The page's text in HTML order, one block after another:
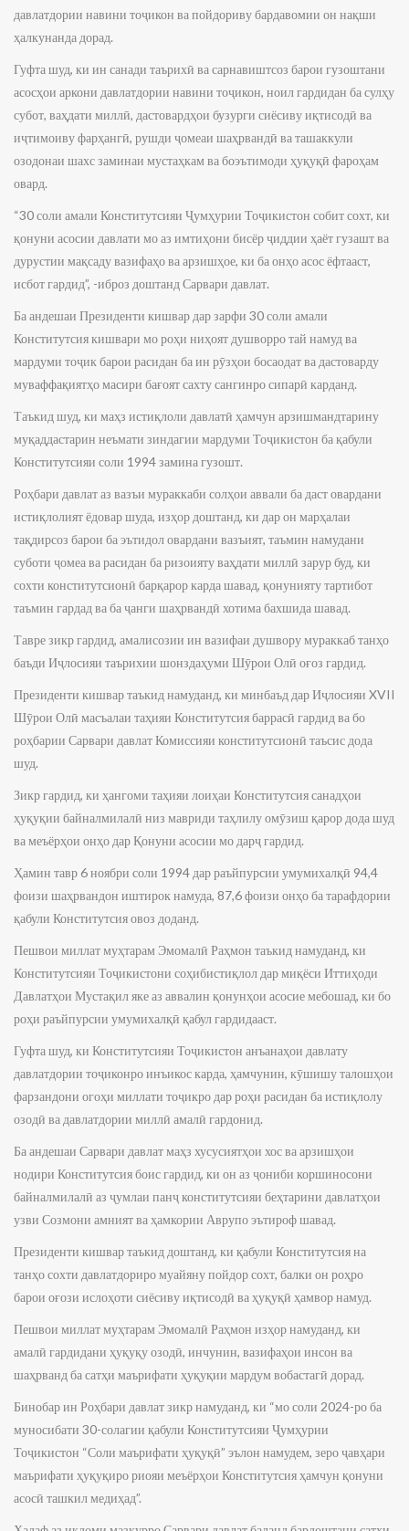
давлатдории навини тоҷикон ва пойдориву бардавомии он нақши
ҳалкунанда дорад.
Гуфта шуд, ки ин санади таърихӣ ва сарнавиштсоз барои гузоштани
асосҳои аркони давлатдории навини тоҷикон, ноил гардидан ба сулҳу
субот, ваҳдати миллӣ, дастовардҳои бузурги сиёсиву иқтисодӣ ва
иҷтимоиву фарҳангӣ, рушди ҷомеаи шаҳрвандӣ ва ташаккули
озодонаи шахс заминаи мустаҳкам ва боэътимоди ҳуқуқӣ фароҳам
овард.
“30 соли амали Конститутсияи Ҷумҳурии Тоҷикистон собит сохт, ки
қонуни асосии давлати мо аз имтиҳони бисёр ҷиддии ҳаёт гузашт ва
дурустии мақсаду вазифаҳо ва арзишҳое, ки ба онҳо асос ёфтааст,
исбот гардид”, -иброз доштанд Сарвари давлат.
Ба андешаи Президенти кишвар дар зарфи 30 соли амали
Конститутсия кишвари мо роҳи ниҳоят душворро тай намуд ва
мардуми тоҷик барои расидан ба ин рӯзҳои босаодат ва дастоварду
муваффақиятҳо масири бағоят сахту сангинро сипарӣ карданд.
Таъкид шуд, ки маҳз истиқлоли давлатӣ ҳамчун арзишмандтарину
муқаддастарин неъмати зиндагии мардуми Тоҷикистон ба қабули
Конститутсияи соли 1994 замина гузошт.
Роҳбари давлат аз вазъи мураккаби солҳои аввали ба даст овардани
истиқлолият ёдовар шуда, изҳор доштанд, ки дар он марҳалаи
тақдирсоз барои ба эътидол овардани вазъият, таъмин намудани
суботи ҷомеа ва расидан ба ризоияту ваҳдати миллӣ зарур буд, ки
сохти конститутсионӣ барқарор карда шавад, қонунияту тартибот
таъмин гардад ва ба ҷанги шаҳрвандӣ хотима бахшида шавад.
Тавре зикр гардид, амалисозии ин вазифаи душвору мураккаб танҳо
баъди Иҷлосияи таърихии шонздаҳуми Шӯрои Олӣ оғоз гардид.
Президенти кишвар таъкид намуданд, ки минбаъд дар Иҷлосияи XVII
Шӯрои Олӣ масъалаи таҳияи Конститутсия баррасӣ гардид ва бо
роҳбарии Сарвари давлат Комиссияи конститутсионӣ таъсис дода
шуд.
Зикр гардид, ки ҳангоми таҳияи лоиҳаи Конститутсия санадҳои
ҳуқуқии байналмилалӣ низ мавриди таҳлилу омӯзиш қарор дода шуд
ва меъёрҳои онҳо дар Қонуни асосии мо дарҷ гардид.
Ҳамин тавр 6 ноябри соли 1994 дар раъйпурсии умумихалқӣ 94,4
фоизи шаҳрвандон иштирок намуда, 87,6 фоизи онҳо ба тарафдории
қабули Конститутсия овоз доданд.
Пешвои миллат муҳтарам Эмомалӣ Раҳмон таъкид намуданд, ки
Конститутсияи Тоҷикистони соҳибистиқлол дар миқёси Иттиҳоди
Давлатҳои Мустақил яке аз аввалин қонунҳои асосие мебошад, ки бо
роҳи раъйпурсии умумихалқӣ қабул гардидааст.
Гуфта шуд, ки Конститутсияи Тоҷикистон анъанаҳои давлату
давлатдории тоҷиконро инъикос карда, ҳамчунин, кӯшишу талошҳои
фарзандони огоҳи миллати тоҷикро дар роҳи расидан ба истиқлолу
озодӣ ва давлатдории миллӣ амалӣ гардонид.
Ба андешаи Сарвари давлат маҳз хусусиятҳои хос ва арзишҳои
нодири Конститутсия боис гардид, ки он аз ҷониби коршиносони
байналмилалӣ аз ҷумлаи панҷ конститутсияи беҳтарини давлатҳои
узви Созмони амният ва ҳамкории Аврупо эътироф шавад.
Президенти кишвар таъкид доштанд, ки қабули Конститутсия на
танҳо сохти давлатдориро муайяну пойдор сохт, балки он роҳро
барои оғози ислоҳоти сиёсиву иқтисодӣ ва ҳуқуқӣ ҳамвор намуд.
Пешвои миллат муҳтарам Эмомалӣ Раҳмон изҳор намуданд, ки
амалӣ гардидани ҳуқуқу озодӣ, инчунин, вазифаҳои инсон ва
шаҳрванд ба сатҳи маърифати ҳуқуқии мардум вобастагӣ дорад.
Бинобар ин Роҳбари давлат зикр намуданд, ки “мо соли 2024-ро ба
муносибати 30-солагии қабули Конститутсияи Ҷумҳурии
Тоҷикистон “Соли маърифати ҳуқуқӣ” эълон намудем, зеро ҷавҳари
маърифати ҳуқуқиро риояи меъёрҳои Конститутсия ҳамчун қонуни
асосӣ ташкил медиҳад”.